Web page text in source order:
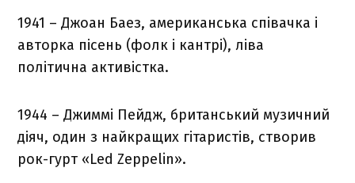
1941 – Джоан Баез, американська співачка і
авторка пісень (фолк і кантрі), ліва
політична активістка.
1944 – Джиммі Пейдж, британський музичний
діяч, один з найкращих гітаристів, створив
рок-гурт «Led Zeppelin».